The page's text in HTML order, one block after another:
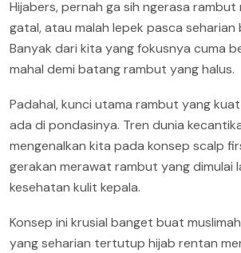
Hijabers, pernah ga sih ngerasa
gatal, atau malah lepek pasca
Banyak dari kita yang fokusnya cuma
mahal demi batang rambut yang halus.
Padahal, kunci utama rambut yang
ada di pondasinya. Tren dunia
mengenalkan kita pada konsep scalp
gerakan merawat rambut yang dimulai
kesehatan kulit kepala.
Konsep ini krusial banget buat
yang seharian tertutup hijab rentan